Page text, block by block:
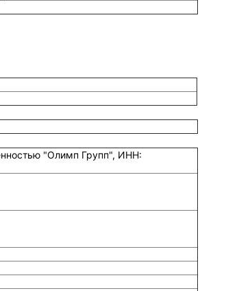
"Олимп Групп", ИНН: